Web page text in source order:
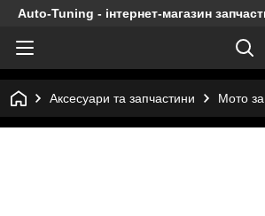
Auto-Tuning - інтернет-магазин
Аксесуари та запчастини Мото